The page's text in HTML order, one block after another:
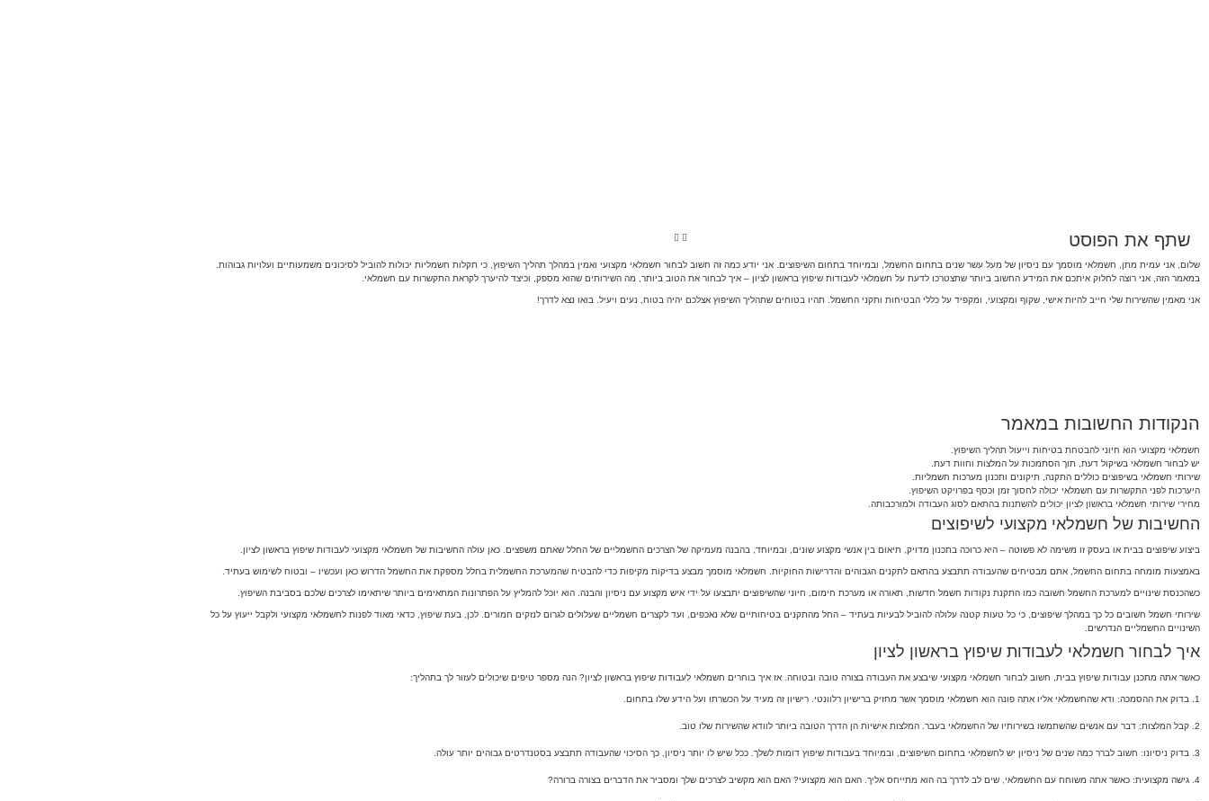
שתף את הפוסט
שלום, אני עמית מתן, חשמלאי מוסמך עם ניסיון של מעל עשר שנים בתחום החשמל, ובמיוחד בתחום השיפוצים. אני יודע כמה זה חשוב לבחור חשמלאי מקצועי ואמין במהלך תהליך השיפוץ, כי תקלות חשמליות יכולות להוביל לסיכונים משמעותיים ועלויות גבוהות.
במאמר הזה, אני רוצה לחלוק איתכם את המידע החשוב ביותר שתצטרכו לדעת על חשמלאי לעבודות שיפוץ בראשון לציון – איך לבחור את הטוב ביותר, מה השירותים שהוא מספק, וכיצד להיערך לקראת התקשרות עם חשמלאי.
אני מאמין שהשירות שלי חייב להיות אישי, שקוף ומקצועי, ומקפיד על כללי הבטיחות ותקני החשמל. תהיו בטוחים שתהליך השיפוץ אצלכם יהיה בטוח, נעים ויעיל. בואו נצא לדרך!
הנקודות החשובות במאמר
חשמלאי מקצועי הוא חיוני להבטחת בטיחות וייעול תהליך השיפוץ.
יש לבחור חשמלאי בשיקול דעת, תוך הסתמכות על המלצות וחוות דעת.
שירותי חשמלאי בשיפוצים כוללים התקנה, תיקונים ותכנון מערכות חשמליות.
היערכות לפני התקשרות עם חשמלאי יכולה לחסוך זמן וכסף בפרויקט השיפוץ.
מחירי שירותי חשמלאי בראשון לציון יכולים להשתנות בהתאם לסוג העבודה ולמורכבותה.
החשיבות של חשמלאי מקצועי לשיפוצים
ביצוע שיפוצים בבית או בעסק זו משימה לא פשוטה – היא כרוכה בתכנון מדויק, תיאום בין אנשי מקצוע שונים, ובמיוחד, בהבנה מעמיקה של הצרכים החשמליים של החלל שאתם משפצים. כאן עולה החשיבות של חשמלאי מקצועי לעבודות שיפוץ בראשון לציון.
באמצעות מומחה בתחום החשמל, אתם מבטיחים שהעבודה תתבצע בהתאם לתקנים הגבוהים והדרישות החוקיות. חשמלאי מוסמך מבצע בדיקות מקיפות כדי להבטיח שהמערכת החשמלית בחלל מספקת את החשמל הדרוש כאן ועכשיו – ובטוח לשימוש בעתיד.
כשהכנסת שינויים למערכת החשמל חשובה כמו התקנת נקודות חשמל חדשות, תאורה או מערכת חימום, חיוני שהשיפוצים יתבצעו על ידי איש מקצוע עם ניסיון והבנה. הוא יוכל להמליץ על הפתרונות המתאימים ביותר שיתאימו לצרכים שלכם בסביבת השיפוץ.
שירותי חשמל חשובים כל כך במהלך שיפוצים, כי כל טעות קטנה עלולה להוביל לבעיות בעתיד – החל מהתקנים בטיחותיים שלא נאכפים, ועד לקצרים חשמליים שעלולים לגרום לנזקים חמורים. לכן, בעת שיפוץ, כדאי מאוד לפנות לחשמלאי מקצועי ולקבל ייעוץ על כל
השינויים החשמליים הנדרשים.
איך לבחור חשמלאי לעבודות שיפוץ בראשון לציון
כאשר אתה מתכנן עבודות שיפוץ בבית, חשוב לבחור חשמלאי מקצועי שיבצע את העבודה בצורה טובה ובטוחה. אז איך בוחרים חשמלאי לעבודות שיפוץ בראשון לציון? הנה מספר טיפים שיכולים לעזור לך בתהליך:
1. בדוק את ההסמכה: ודא שהחשמלאי אליו אתה פונה הוא חשמלאי מוסמך אשר מחזיק ברישיון רלוונטי. רישיון זה מעיד על הכשרתו ועל הידע שלו בתחום.
2. קבל המלצות: דבר עם אנשים שהשתמשו בשירותיו של החשמלאי בעבר. המלצות אישיות הן הדרך הטובה ביותר לוודא שהשירות שלו טוב.
3. בדוק ניסיונו: חשוב לברר כמה שנים של ניסיון יש לחשמלאי בתחום השיפוצים, ובמיוחד בעבודות שיפוץ דומות לשלך. ככל שיש לו יותר ניסיון, כך הסיכוי שהעבודה תתבצע בסטנדרטים גבוהים יותר עולה.
4. גישה מקצועית: כאשר אתה משוחח עם החשמלאי, שים לב לדרך בה הוא מתייחס אליך. האם הוא מקצועי? האם הוא מקשיב לצרכים שלך ומסביר את הדברים בצורה ברורה?